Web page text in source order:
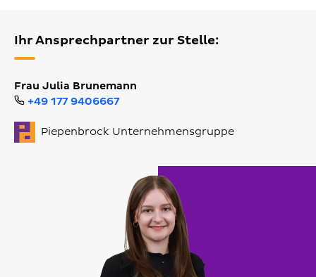
Ihr Ansprechpartner zur Stelle:
Frau Julia Brunemann
+49 177 9406667
Piepenbrock Unternehmensgruppe